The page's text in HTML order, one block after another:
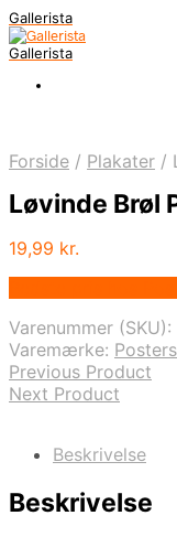
Gallerista
Gallerista
Forside / Plakater /
Løvinde Brøl
19,99 kr.
Varenummer (SKU):
Varemærke:
Previous Product
Next Product
Beskrivelse
Beskrivelse